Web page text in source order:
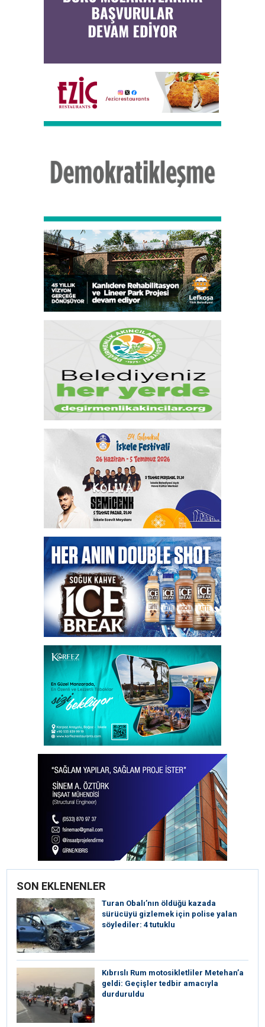
SON EKLENENLER
Turan Obalı’nın öldüğü kazada
sürücüyü gizlemek için polise yalan
söylediler: 4 tutuklu
Kıbrıslı Rum motosikletliler Metehan’a
geldi: Geçişler tedbir amacıyla
durduruldu